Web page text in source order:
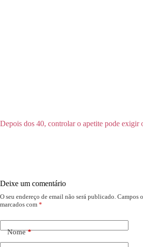
Depois dos 40, controlar o apetite pode exigir
Deixe um comentário
O seu endereço de email não será publicado. Campos
marcados com *
Nome*